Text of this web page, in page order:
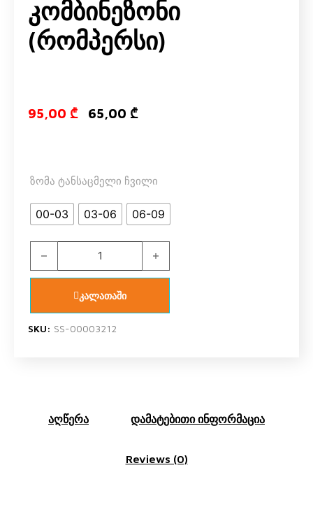
Კომბინეზონი
(რომპერსი)
95,00 ₾ Original price
65,00 ₾Current
ზომა ტანსაცმელი ჩვილი
00-03 03-06 06-09
US POLO ASSN USB1942 V1 გოგოს კომბინეზონი
კალათაში
SKU: SS-00003212
აღწერა დამატებითი ინფორმაცია
Reviews (0)